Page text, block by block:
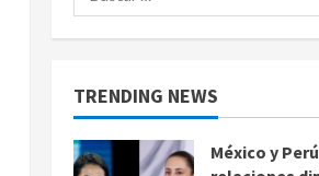
TRENDING NEWS
1
Sheinbaum
México y